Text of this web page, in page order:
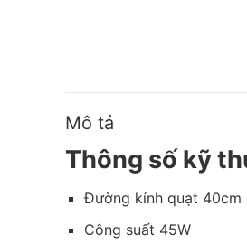
Mô tả
Thông số kỹ
Đường kính quạt 40cm
Công suất 45W